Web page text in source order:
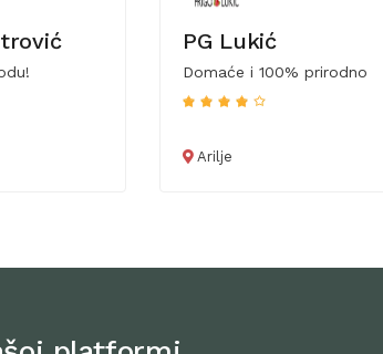
PG Lukić
Domaće i 100% prirodno
Arilje